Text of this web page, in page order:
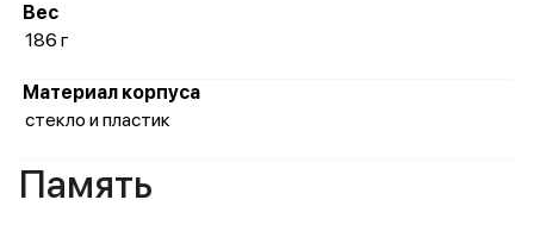
Вес
186 г
Материал корпуса
стекло и пластик
Память